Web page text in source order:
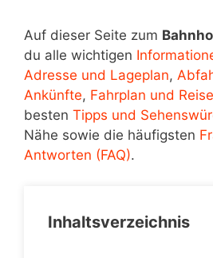
Auf dieser Seite zum
du alle wichtigen
Adresse und Lageplan,
Ankünfte, Fahrplan und
besten Tipps und
Nähe sowie die häufigsten
Antworten (FAQ).
Inhaltsverzeichnis